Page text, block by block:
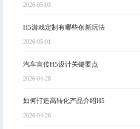
2026-05-03
H5游戏定制有哪些创新玩法
2026-05-01
汽车宣传H5设计关键要点
2026-04-28
如何打造高转化产品介绍H5
2026-04-26